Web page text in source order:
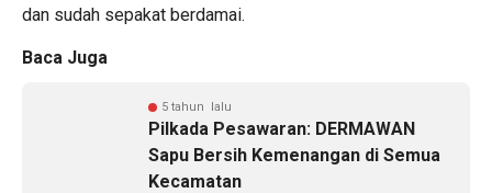
dan sudah sepakat berdamai.
Baca Juga
5 tahun lalu
Pilkada Pesawaran: DERMAWAN
Sapu Bersih Kemenangan di Semua
Kecamatan